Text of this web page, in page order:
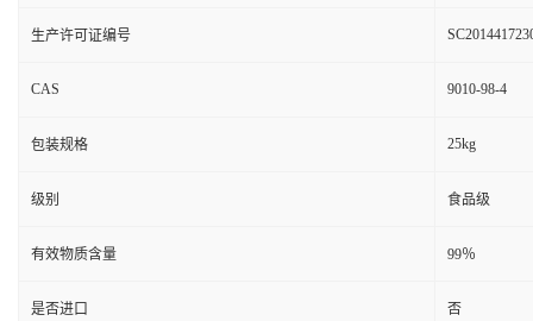
生产许可证编号
CAS 9010-98-4
包装规格 25kg
级别 食品级
有效物质含量 99％
是否进口 否